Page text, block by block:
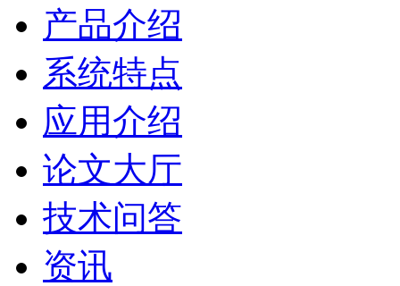
产品介绍
系统特点
应用介绍
论文大厅
技术问答
资讯